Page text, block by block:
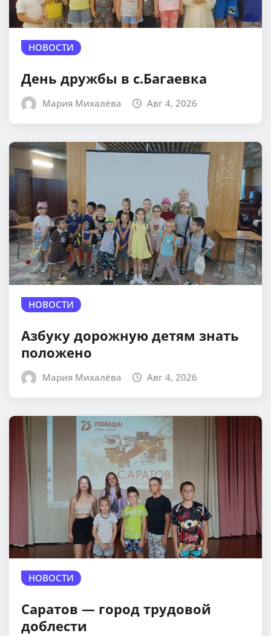
НОВОСТИ
День дружбы в с.Багаевка
Мария Михалёва Авг 4, 2026
НОВОСТИ
Азбуку дорожную детям знать
положено
Мария Михалёва Авг 4, 2026
НОВОСТИ
Саратов — город трудовой
доблести